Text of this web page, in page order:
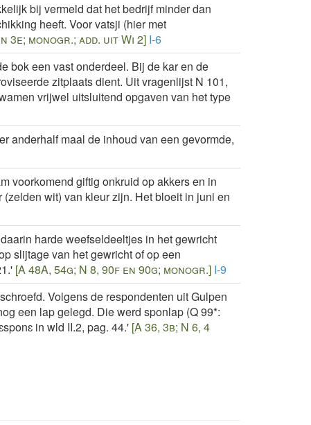
bij vermeld dat het bedrijf minder dan
heeft. Voor vatsji (hier met
3e; monogr.; add. uit Wi 2] I-6
bok een vast onderdeel. Bij de kar en de
zitplaats dient. Uit vragenlijst N 101,
vrijwel uitsluitend opgaven van het type
anderhalf maal de inhoud van een gevormde,
voorkomend giftig onkruid op akkers en in
wit) van kleur zijn. Het bloeit in juni en
harde weefseldeeltjes in het gewricht
slijtage van het gewricht of op een
[A 48A, 54g; N 8, 90f en 90g; monogr.] I-9
Volgens de respondenten uit Gulpen
een lap gelegd. Die werd sponlap (Q 99*:
in wld II.2, pag. 44.' [A 36, 3b; N 6, 4